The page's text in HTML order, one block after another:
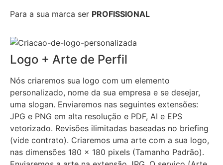
Para a sua marca ser PROFISSIONAL
Logo + Arte de Perfil
Nós criaremos sua logo com um elemento
personalizado, nome da sua empresa e se desejar,
uma slogan. Enviaremos nas seguintes extensões:
JPG e PNG em alta resolução e PDF, AI e EPS
vetorizado. Revisões ilimitadas baseadas no briefing
(vide contrato). Criaremos uma arte com a sua logo,
nas dimensões 180 x 180 pixels (Tamanho Padrão).